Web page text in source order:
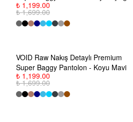
₺ 1,199.00
₺ 1,699.00
VOID Raw Nakış Detaylı Premium
Super Baggy Pantolon - Koyu Mavi
₺ 1,199.00
₺ 1,699.00